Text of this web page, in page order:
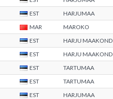
EST HARJUMAA
MAR
MAROKO
EST
HARJU MAAKOND
EST HARJU MAAKOND
EST TARTUMAA
EST TARTUMAA
EST
HARJUMAA